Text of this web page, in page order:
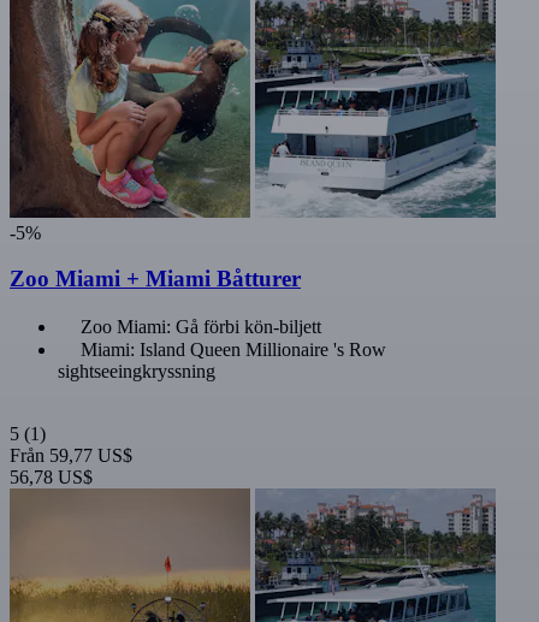
-5%
Zoo Miami + Miami Båtturer
Zoo Miami: Gå förbi kön-biljett
Miami: Island Queen Millionaire 's Row
sightseeingkryssning
5 (1)
Från 59,77 US$
56,78 US$